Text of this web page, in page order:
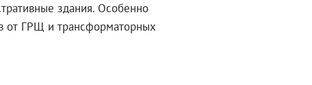
здания. Особенно
от ГРЩ и трансформаторных